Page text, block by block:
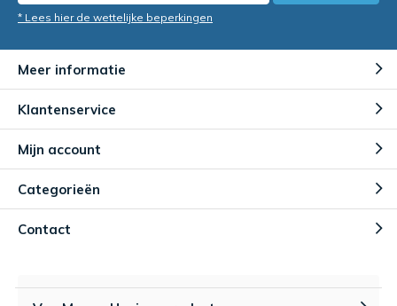
* Lees hier de wettelijke beperkingen
Meer informatie
Klantenservice
Mijn account
Categorieën
Contact